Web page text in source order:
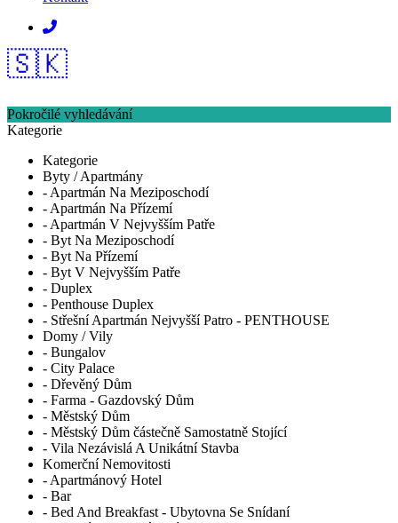
🇸🇰
Pokročilé vyhledávání
Kategorie
Kategorie
Byty / Apartmány
- Apartmán Na Meziposchodí
- Apartmán Na Přízemí
- Apartmán V Nejvyšším Patře
- Byt Na Meziposchodí
- Byt Na Přízemí
- Byt V Nejvyšším Patře
- Duplex
- Penthouse Duplex
- Střešní Apartmán Nejvyšší Patro - PENTHOUSE
Domy / Vily
- Bungalov
- City Palace
- Dřevěný Dům
- Farma - Gazdovský Dům
- Městský Dům
- Městský Dům částečně Samostatně Stojící
- Vila Nezávislá A Unikátní Stavba
Komerční Nemovitosti
- Apartmánový Hotel
- Bar
- Bed And Breakfast - Ubytovna Se Snídaní